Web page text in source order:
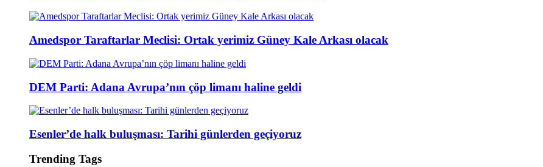
Amedspor Taraftarlar Meclisi: Ortak yerimiz Güney Kale Arkası olacak
DEM Parti: Adana Avrupa’nın çöp limanı haline geldi
Esenler’de halk buluşması: Tarihi günlerden geçiyoruz
Trending Tags